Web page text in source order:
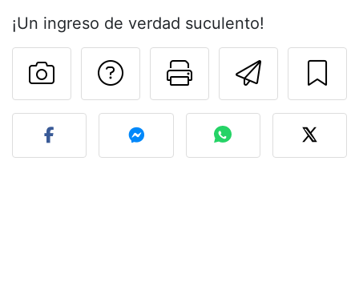
¡Un ingreso de verdad suculento!
Imprimir
Preguntar al autor
Publicar la foto de esta